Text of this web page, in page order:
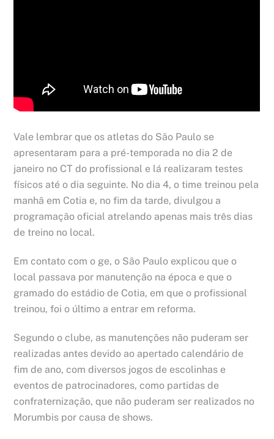
Vale lembrar que os atletas do São Paulo se
apresentaram para a pré-temporada no dia 2 de
janeiro no CT do profissional e lá realizaram testes
físicos até o dia seguinte. No dia 4, o time treinou pela
manhã em Cotia e, no fim da tarde, divulgou a
programação oficial atrelando apenas mais três dias
de treino no local.
Em contato com o ge, o São Paulo explicou que o
local passava por manutenção na época e que o
gramado do estádio de Cotia, em que o profissional
treinou, foi o último a entrar em reforma.
Segundo o clube, as manutenções não puderam ser
realizadas antes devido ao apertado calendário de
fim de ano, com diversos jogos de escolinhas e
eventos de patrocinadores, como partidas de
confraternização, que não puderam ser realizados no
Morumbis por causa de shows.